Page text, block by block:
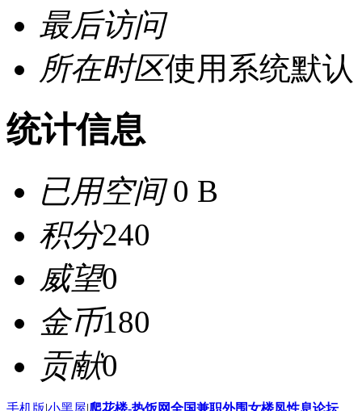
最后访问
所在时区使用系统默认
统计信息
已用空间0 B
积分240
威望0
金币180
贡献0
手机版|小黑屋|爬花楼-热饭网全国兼职外围女楼凤性息论坛